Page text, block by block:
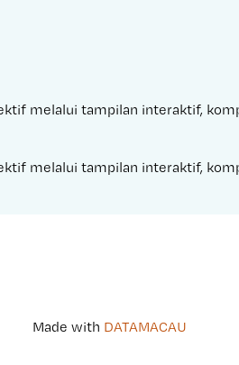
melalui tampilan interaktif,
melalui tampilan interaktif,
Made with DATAMACAU